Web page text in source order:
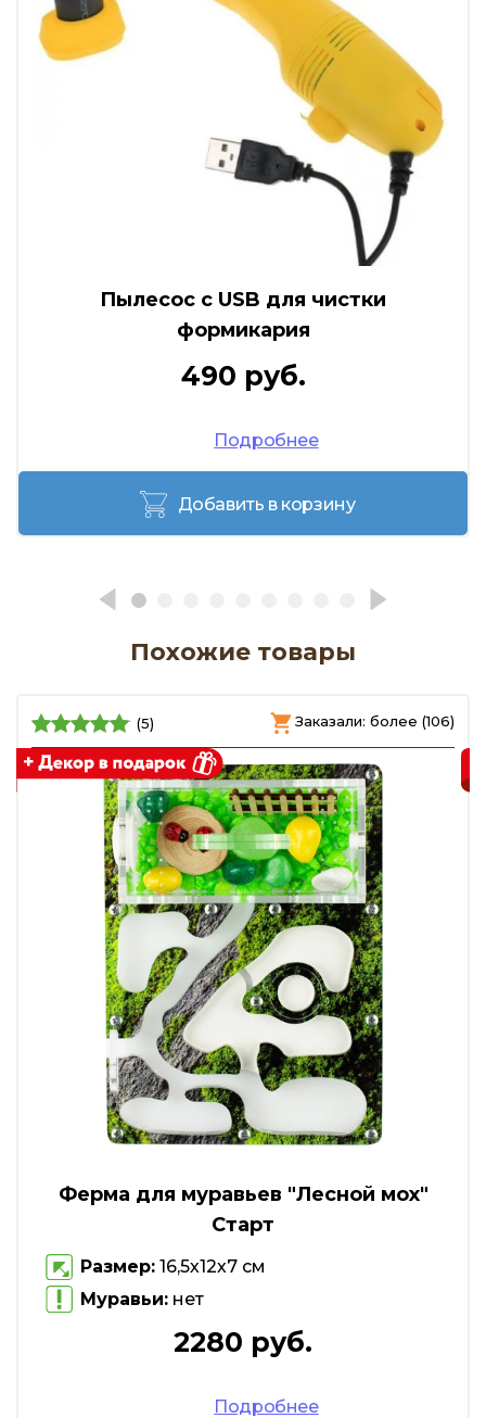
Пылесос с USB для чистки
формикария
490 руб.
Подробнее
Добавить в корзину
Похожие товары
(5) Заказали: более (106)
Ферма для муравьев "Лесной мох"
Старт
Размер: 16,5х12х7 см
Муравьи: нет
2280 руб.
Подробнее